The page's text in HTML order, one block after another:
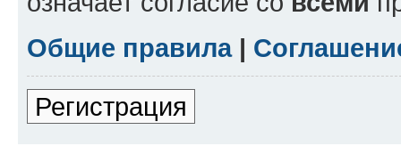
Общие правила|
Регистрация